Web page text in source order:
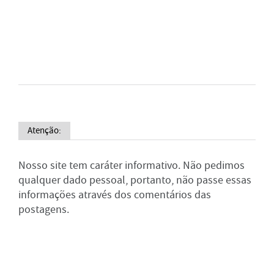
Atenção:
Nosso site tem caráter informativo. Não pedimos
qualquer dado pessoal, portanto, não passe essas
informações através dos comentários das
postagens.